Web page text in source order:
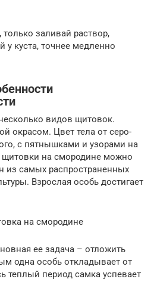
заливай раствор,
у куста, точнее медленно
видов щитовок.
окрасом. Цвет тела от серо-
с пятнышками и узорами на
на смородине можно
из самых распространенных
Взрослая особь достигает
на смородине
ее задача – отложить
одна особь откладывает от
теплый период самка успевает